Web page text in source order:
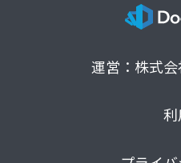
運営：株式